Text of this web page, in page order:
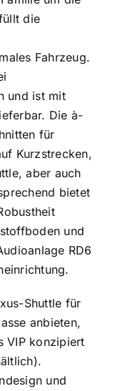
die
Fahrzeug.
und ist mit
Die à-
für
Kurzstrecken,
aber auch
bietet
und
RD6
Shuttle für
anbieten,
VIP konzipiert
und